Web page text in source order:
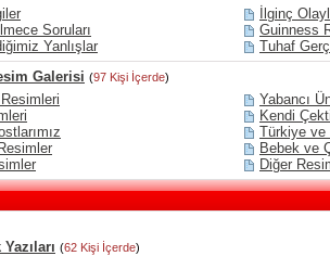
İlginç
Soruları
Guinness
Yanlışlar
Tuhaf
Galerisi (97 Kişi İçerde)
Yabancı
Kendi
Türkiye ve
Bebek ve
Diğer
(62 Kişi İçerde)